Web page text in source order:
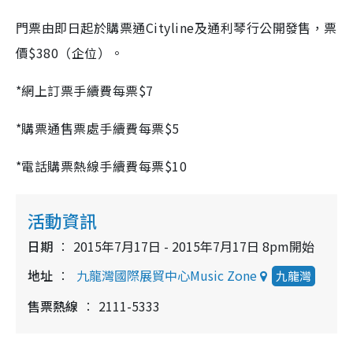
門票由即日起於購票通Cityline及通利琴行公開發售，票
價$380（企位）。
*網上訂票手續費每票$7
*購票通售票處手續費每票$5
*電話購票熱線手續費每票$10
活動資訊
日期
2015年7月17日 - 2015年7月17日 8pm開始
地址
九龍灣國際展貿中心Music Zone 九龍灣
售票熱線 2111-5333